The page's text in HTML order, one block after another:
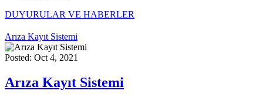
DUYURULAR VE HABERLER
Arıza Kayıt Sistemi
Posted: Oct 4, 2021
Arıza Kayıt Sistemi